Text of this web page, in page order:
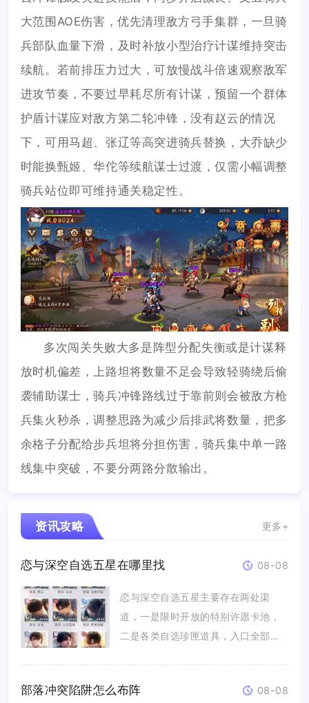
大范围AOE伤害，优先清理敌方弓手集群，一旦骑
兵部队血量下滑，及时补放小型治疗计谋维持突击
续航。若前排压力过大，可放慢战斗倍速观察敌军
进攻节奏，不要过早耗尽所有计谋，预留一个群体
护盾计谋应对敌方第二轮冲锋，没有赵云的情况
下，可用马超、张辽等高突进骑兵替换，大乔缺少
时能换甄姬、华佗等续航谋士过渡，仅需小幅调整
骑兵站位即可维持通关稳定性。
多次闯关失败大多是阵型分配失衡或是计谋释
放时机偏差，上路坦将数量不足会导致轻骑绕后偷
袭辅助谋士，骑兵冲锋路线过于靠前则会被敌方枪
兵集火秒杀，调整思路为减少后排武将数量，把多
余格子分配给步兵坦将分担伤害，骑兵集中单一路
线集中突破，不要分两路分散输出。
资讯攻略 更多+
恋与深空自选五星在哪里找 08-08
恋与深空自选五星主要存在两处渠
道，一是限时开放的特别许愿卡池，
二是各类自选珍匣道具，入口全部集
部落冲突陷阱怎么布阵 08-08